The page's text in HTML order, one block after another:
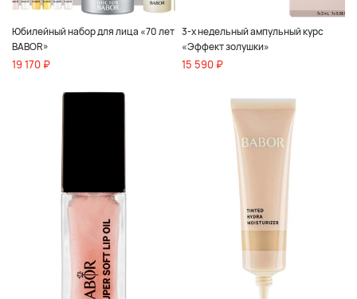
Юбилейный набор для лица «70 лет
BABOR»
19 170 ₽
3-х недельный ампульный курс
«Эффект золушки»
15 590 ₽